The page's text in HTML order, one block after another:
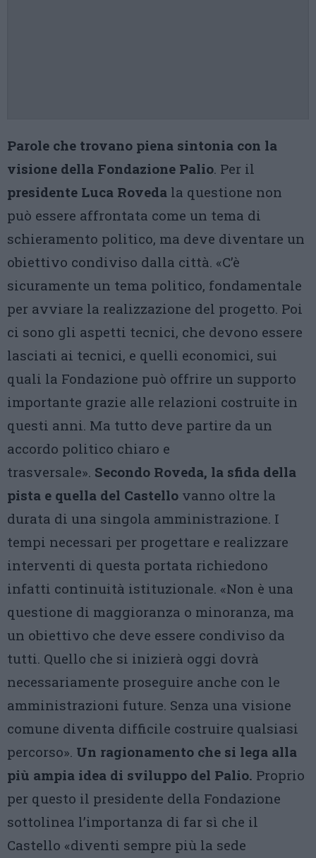
Parole che trovano piena sintonia con la
visione della Fondazione Palio. Per il
presidente Luca Roveda la questione non
può essere affrontata come un tema di
schieramento politico, ma deve diventare un
obiettivo condiviso dalla città. «C’è
sicuramente un tema politico, fondamentale
per avviare la realizzazione del progetto. Poi
ci sono gli aspetti tecnici, che devono essere
lasciati ai tecnici, e quelli economici, sui
quali la Fondazione può offrire un supporto
importante grazie alle relazioni costruite in
questi anni. Ma tutto deve partire da un
accordo politico chiaro e
trasversale». Secondo Roveda, la sfida della
pista e quella del Castello vanno oltre la
durata di una singola amministrazione. I
tempi necessari per progettare e realizzare
interventi di questa portata richiedono
infatti continuità istituzionale. «Non è una
questione di maggioranza o minoranza, ma
un obiettivo che deve essere condiviso da
tutti. Quello che si inizierà oggi dovrà
necessariamente proseguire anche con le
amministrazioni future. Senza una visione
comune diventa difficile costruire qualsiasi
percorso». Un ragionamento che si lega alla
più ampia idea di sviluppo del Palio. Proprio
per questo il presidente della Fondazione
sottolinea l’importanza di far sì che il
Castello «diventi sempre più la sede